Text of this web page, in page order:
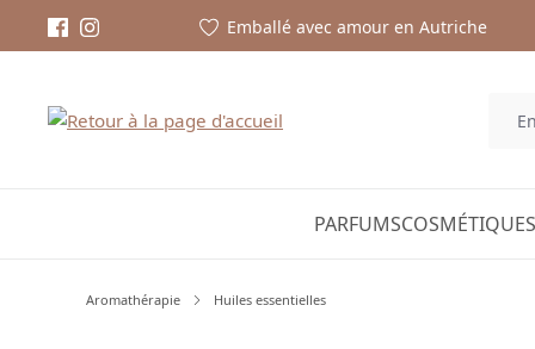
Emballé avec amour en Autriche
PARFUMS
Aromathérapie Huiles essentielles